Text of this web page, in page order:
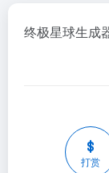
终极星球生成
打赏